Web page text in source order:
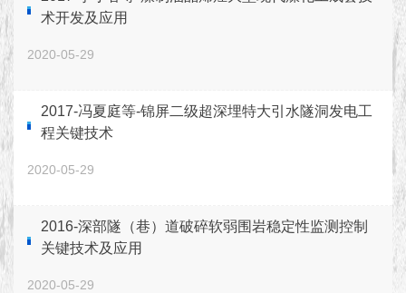
术开发及应用
2020-05-29
2017-冯夏庭等-锦屏二级超深埋特大引水隧洞发电工
程关键技术
2020-05-29
2016-深部隧（巷）道破碎软弱围岩稳定性监测控制
关键技术及应用
2020-05-29